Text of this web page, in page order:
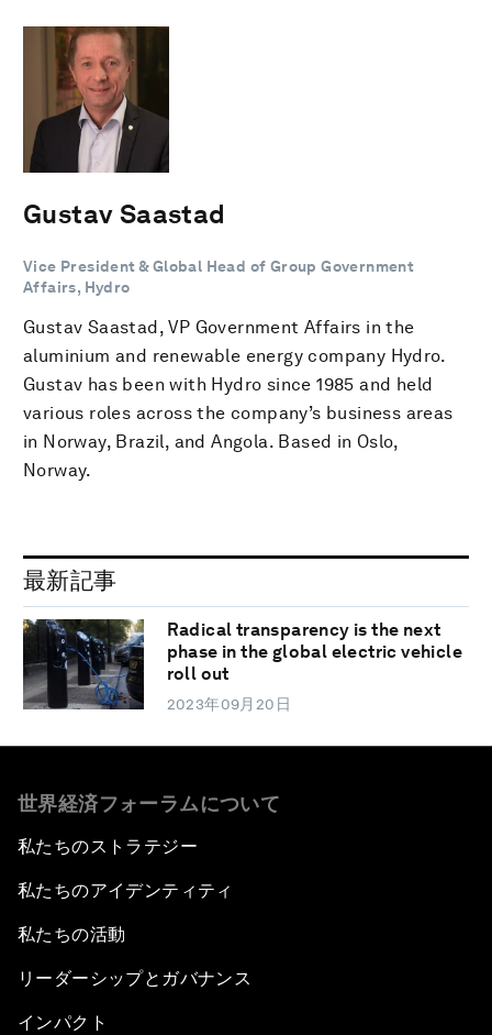
Gustav Saastad
Vice President & Global Head of Group Government
Affairs, Hydro
Gustav Saastad, VP Government Affairs in the
aluminium and renewable energy company Hydro.
Gustav has been with Hydro since 1985 and held
various roles across the company’s business areas
in Norway, Brazil, and Angola. Based in Oslo,
Norway.
最新記事
Radical transparency is the next
phase in the global electric vehicle
roll out
2023年09月20日
世界経済フォーラムについて
私たちのストラテジー
私たちのアイデンティティ
私たちの活動
リーダーシップとガバナンス
インパクト